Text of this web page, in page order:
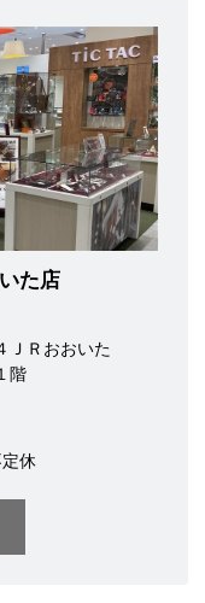
た店
ＪＲおおいた
階
休